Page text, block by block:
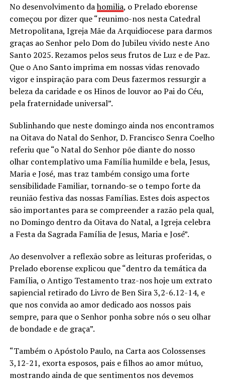
No desenvolvimento dahomilia, o Prelado eborense
começou por dizer que “reunimo-nos nesta Catedral
Metropolitana, Igreja Mãe da Arquidiocese para darmos
graças ao Senhor pelo Dom do Jubileu vivido neste Ano
Santo 2025. Rezamos pelos seus frutos de Luz e de Paz.
Que o Ano Santo imprima em nossas vidas renovado
vigor e inspiração para com Deus fazermos ressurgir a
beleza da caridade e os Hinos de louvor ao Pai do Céu,
pela fraternidade universal”.
Sublinhando que neste domingo ainda nos encontramos
na Oitava do Natal do Senhor, D. Francisco Senra Coelho
referiu que “o Natal do Senhor põe diante do nosso
olhar contemplativo uma Família humilde e bela, Jesus,
Maria e José, mas traz também consigo uma forte
sensibilidade Familiar, tornando-se o tempo forte da
reunião festiva das nossas Famílias. Estes dois aspectos
são importantes para se compreender a razão pela qual,
no Domingo dentro da Oitava do Natal, a Igreja celebra
a Festa da Sagrada Família de Jesus, Maria e José”.
Ao desenvolver a reflexão sobre as leituras proferidas, o
Prelado eborense explicou que “dentro da temática da
Família, o Antigo Testamento traz-nos hoje um extrato
sapiencial retirado do Livro de Ben Sira 3,2-6.12-14, e
que nos convida ao amor dedicado aos nossos pais
sempre, para que o Senhor ponha sobre nós o seu olhar
de bondade e de graça”.
“Também o Apóstolo Paulo, na Carta aos Colossenses
3,12-21, exorta esposos, pais e filhos ao amor mútuo,
mostrando ainda de que sentimentos nos devemos